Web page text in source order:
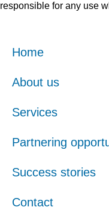
responsible for any use
Home
About us
Services
Partnering
Success stories
Contact